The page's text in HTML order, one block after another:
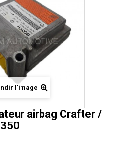
l'image
airbag Crafter /